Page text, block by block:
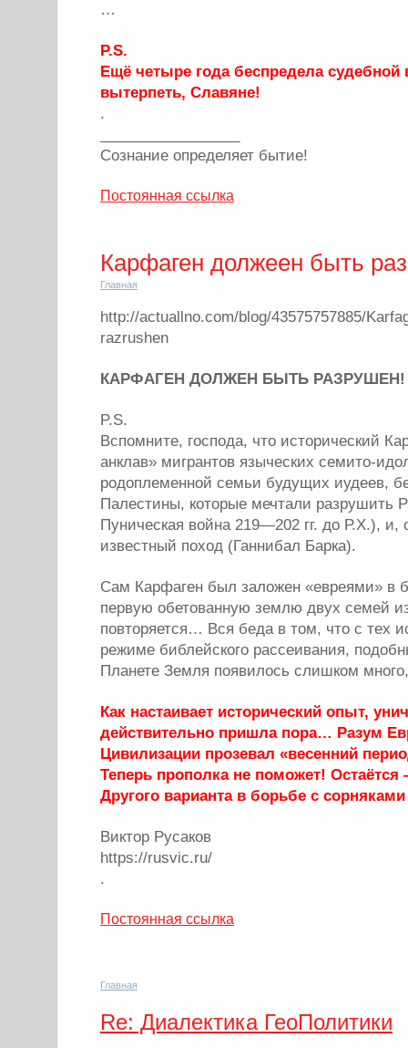
…
P.S.
Ещё четыре года беспредела судебной
вытерпеть, Славяне!
.
Сознание определяет бытие!
Постоянная ссылка
Карфаген должеен быть
Главная
http://actuallno.com/blog/43575757885/
razrushen
КАРФАГЕН ДОЛЖЕН БЫТЬ РАЗРУШЕН!
P.S.
Вспомните, господа, что исторический
анклав» мигрантов языческих семито-
родоплеменной семьи будущих иудеев,
Палестины, которые мечтали разрушить
Пуническая война 219—202 гг. до Р.Х.), и,
известный поход (Ганнибал Барка).
Сам Карфаген был заложен «евреями» в
первую обетованную землю двух семей
повторяется… Вся беда в том, что с тех
режиме библейского рассеивания,
Планете Земля появилось слишком много,
Как настаивает исторический опыт,
действительно пришла пора… Разум
Цивилизации прозевал «весенний
Теперь прополка не поможет!
Другого варианта в борьбе с
Виктор Русаков
https://rusvic.ru/
.
Постоянная ссылка
Главная
Re: Диалектика ГеоПолитики